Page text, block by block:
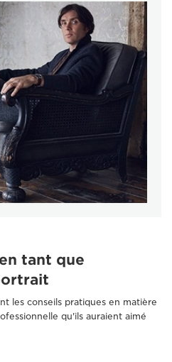
tant que
les conseils pratiques en matière
qu'ils auraient aimé